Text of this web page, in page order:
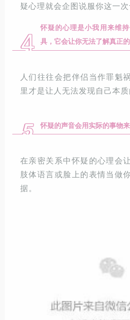
疑心理就会企图说服你这一次
4
怀疑的心理是小我用来维
具，它会让你无法了解真正的
人们往往会把伴侣当作罪魁
里才是让人无法发现自己本质
5 怀疑的声音会用实际的事物
在亲密关系中怀疑的心理会
肢体语言或脸上的表情当做
据。